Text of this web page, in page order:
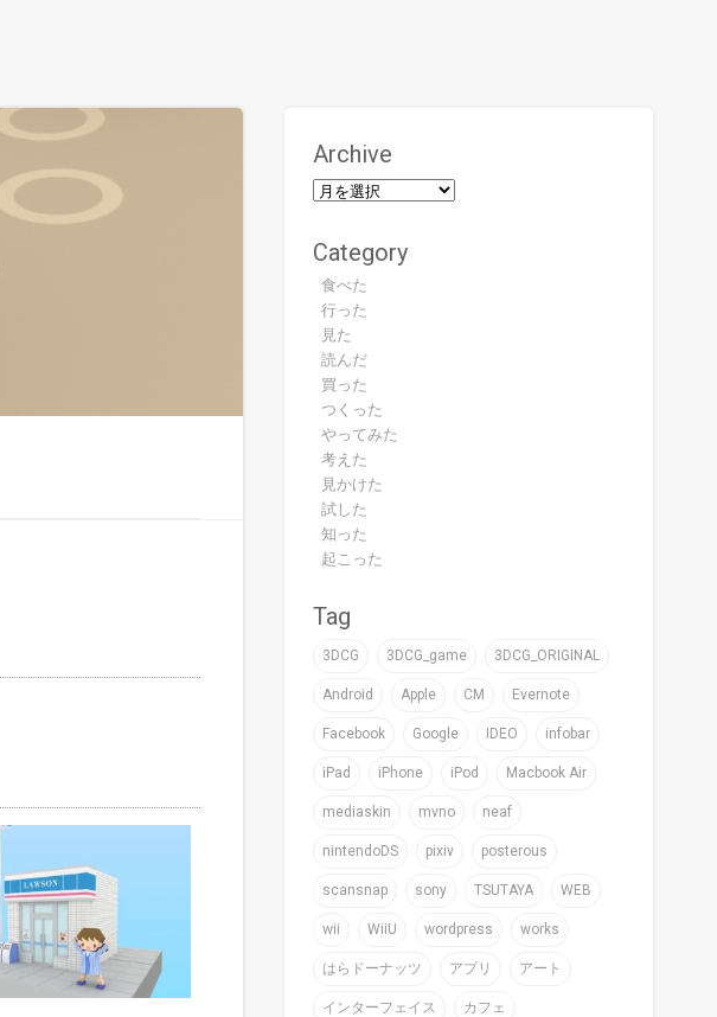
Archive
Category
食べた
行った
見た
読んだ
買った
つくった
やってみた
考えた
見かけた
試した
知った
起こった
Tag
3DCG 3DCG_game 3DCG_ORIGINAL
Android Apple CM Evernote
Facebook Google IDEO infobar
iPad iPhone iPod Macbook Air
mediaskin mvno neaf
nintendoDS pixiv posterous
scansnap sony TSUTAYA WEB
wii WiiU wordpress works
はらドーナッツ アプリ アート
インターフェイス カフェ